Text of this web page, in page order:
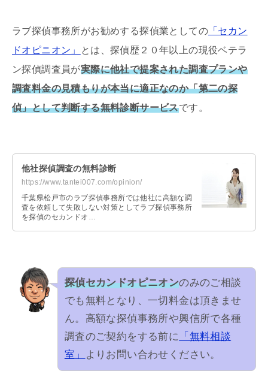
ラブ探偵事務所がお勧めする探偵業としての 「セカン
ドオピニオン」
とは、探偵歴２０年以上の現役ベテラ
ン探偵調査員が実際に他社で提案された調査プランや
調査料金の見積もりが本当に適正なのか「第二の探
偵」として判断する無料診断サービスです。
他社探偵調査の無料診断
https://www.tantei007.com/opinion/
千葉県松戸市のラブ探偵事務所では他社に高額な調
査を依頼して失敗しない対策としてラブ探偵事務所
を探偵のセカンドオ…
探偵セカンドオピニオンのみのご相談
でも無料となり、一切料金は頂きませ
ん。高額な探偵事務所や興信所で各種
調査のご契約をする前に 「無料相談
室」
よりお問い合わせください。